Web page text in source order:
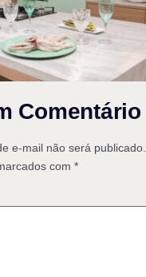
Comentário
e-mail não será publicado.
com *